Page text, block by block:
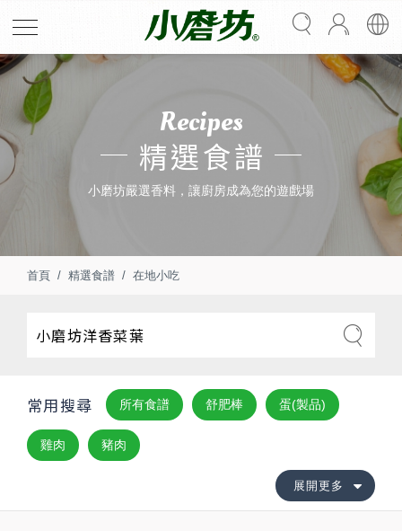
Recipes
精選食譜
小磨坊嚴選香料，讓廚房成為您的遊戲場
首頁 精選食譜 在地小吃
常用搜尋 所有食譜 舒肥棒 蛋(製品)
雞肉 豬肉
展開更多